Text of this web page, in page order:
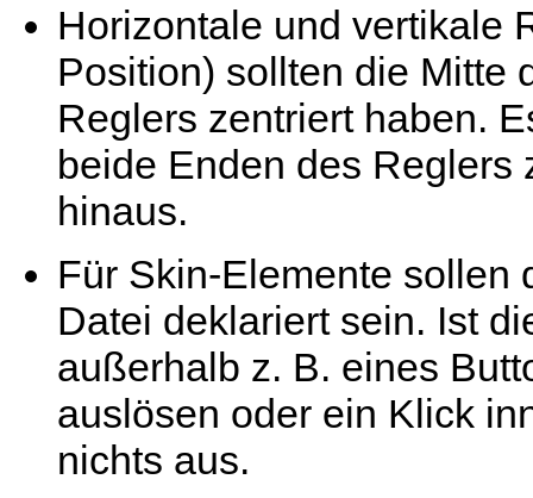
Horizontale und vertikale
Position) sollten die Mitte
Reglers zentriert haben.
beide Enden des Reglers
hinaus.
Für Skin-Elemente sollen
Datei deklariert sein. Ist
außerhalb z. B. eines
auslösen oder ein Klick
nichts aus.